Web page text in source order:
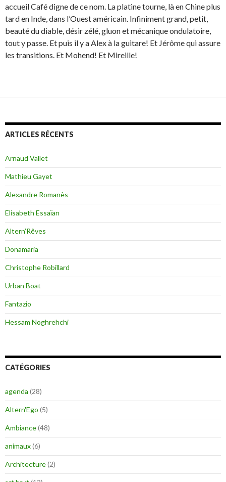
accueil Café digne de ce nom. La platine tourne, là en Chine plus
tard en Inde, dans l’Ouest américain. Infiniment grand, petit,
beauté du diable, désir zélé, gluon et mécanique ondulatoire,
tout y passe. Et puis il y a Alex à la guitare! Et Jérôme qui assure
les transitions. Et Mohend! Et Mireille!
ARTICLES RÉCENTS
Arnaud Vallet
Mathieu Gayet
Alexandre Romanès
Elisabeth Essaïan
Altern’Rêves
Donamaria
Christophe Robillard
Urban Boat
Fantazio
Hessam Noghrehchi
CATÉGORIES
agenda (28)
Altern'Ego (5)
Ambiance(48)
animaux(6)
Architecture(2)